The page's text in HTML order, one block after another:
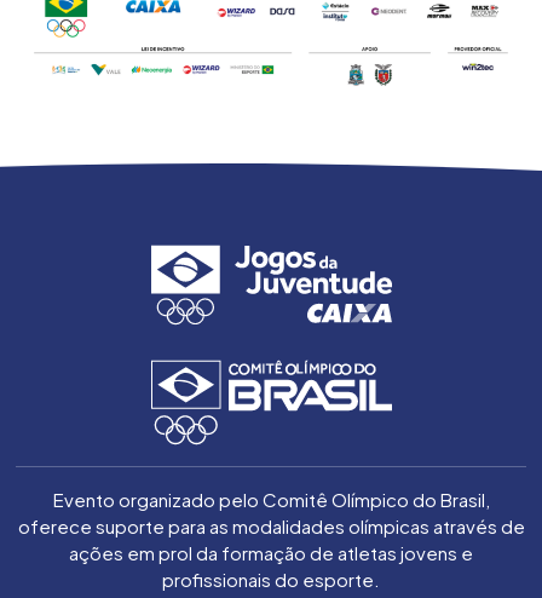
Evento organizado pelo Comitê Olímpico do Brasil,
oferece suporte para as modalidades olímpicas através de
ações em prol da formação de atletas jovens e
profissionais do esporte.